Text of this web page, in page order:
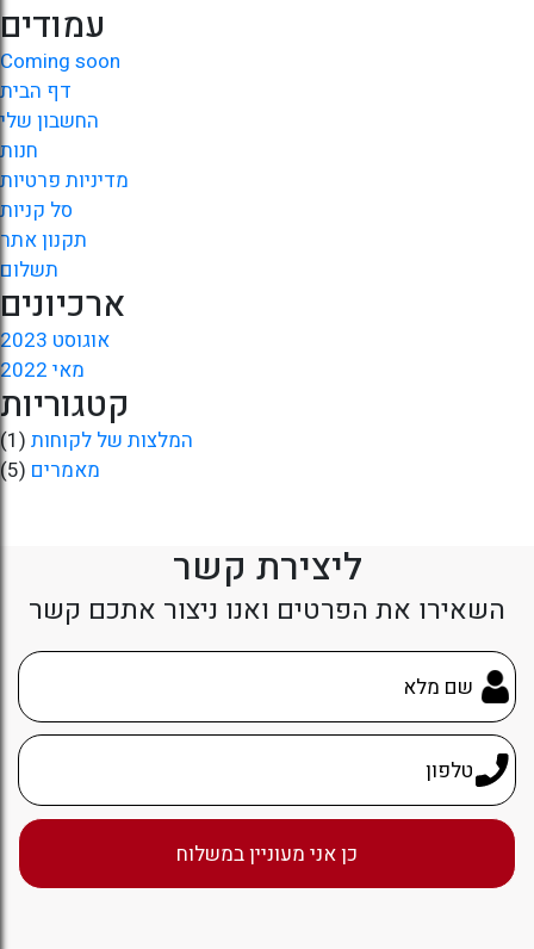
עמודים
Coming soon
דף הבית
החשבון שלי
חנות
מדיניות פרטיות
סל קניות
תקנון אתר
תשלום
ארכיונים
אוגוסט 2023
מאי 2022
קטגוריות
המלצות של לקוחות (1)
מאמרים (5)
ליצירת קשר
השאירו את הפרטים ואנו ניצור אתכם קשר